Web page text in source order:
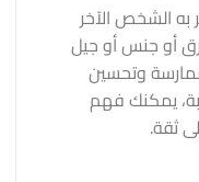
الشخص الآخر
أو جنس أو جيل
وتحسين
يمكنك فهم
ثقة.